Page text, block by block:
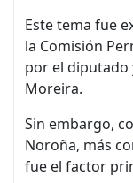
Este tema fue
la Comisión
por el diputado
Moreira.
Sin embargo,
Noroña, más
fue el factor